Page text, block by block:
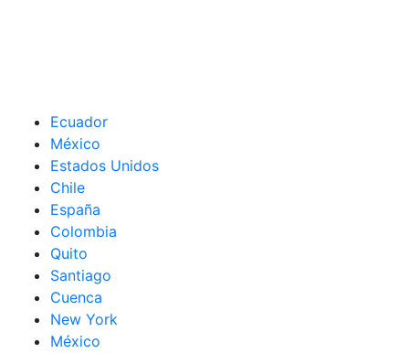
Ecuador
México
Estados Unidos
Chile
España
Colombia
Quito
Santiago
Cuenca
New York
México